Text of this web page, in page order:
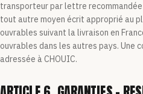
transporteur par lettre
tout autre moyen écrit approprié au
ouvrables suivant la livraison en
ouvrables dans les autres pays. Une
adressée à CHOUIC.